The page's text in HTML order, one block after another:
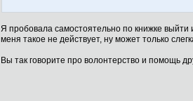
Я пробовала самостоятельно по книжке
меня такое не действует, ну может только
Вы так говорите про волонтерство и помощь